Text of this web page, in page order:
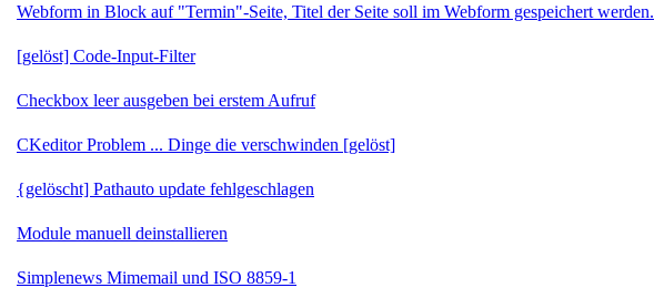
Webform in Block auf "Termin"-Seite, Titel der Seite soll im Webform gespeichert werden.
[gelöst] Code-Input-Filter
Checkbox leer ausgeben bei erstem Aufruf
CKeditor Problem ... Dinge die verschwinden [gelöst]
{gelöscht] Pathauto update fehlgeschlagen
Module manuell deinstallieren
Simplenews Mimemail und ISO 8859-1